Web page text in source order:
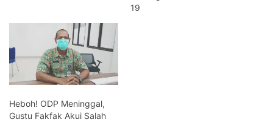
19
Heboh! ODP Meninggal,
Gustu Fakfak Akui Salah